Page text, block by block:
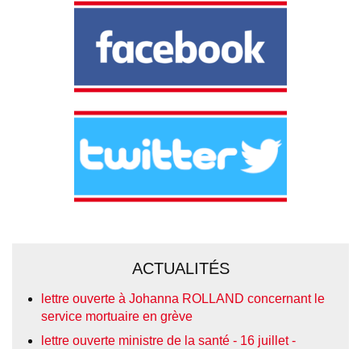
ACTUALITÉS
lettre ouverte à Johanna ROLLAND concernant le
service mortuaire en grève
lettre ouverte ministre de la santé - 16 juillet -